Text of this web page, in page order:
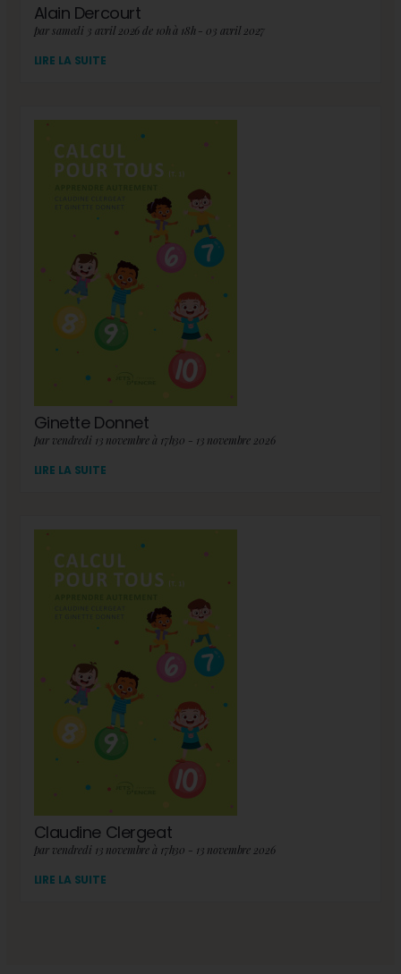
Alain Dercourt
par samedi 3 avril 2026 de 10h à 18h - 03 avril 2027
LIRE LA SUITE
Ginette Donnet
par vendredi 13 novembre à 17h30 - 13 novembre 2026
LIRE LA SUITE
Claudine Clergeat
par vendredi 13 novembre à 17h30 - 13 novembre 2026
LIRE LA SUITE